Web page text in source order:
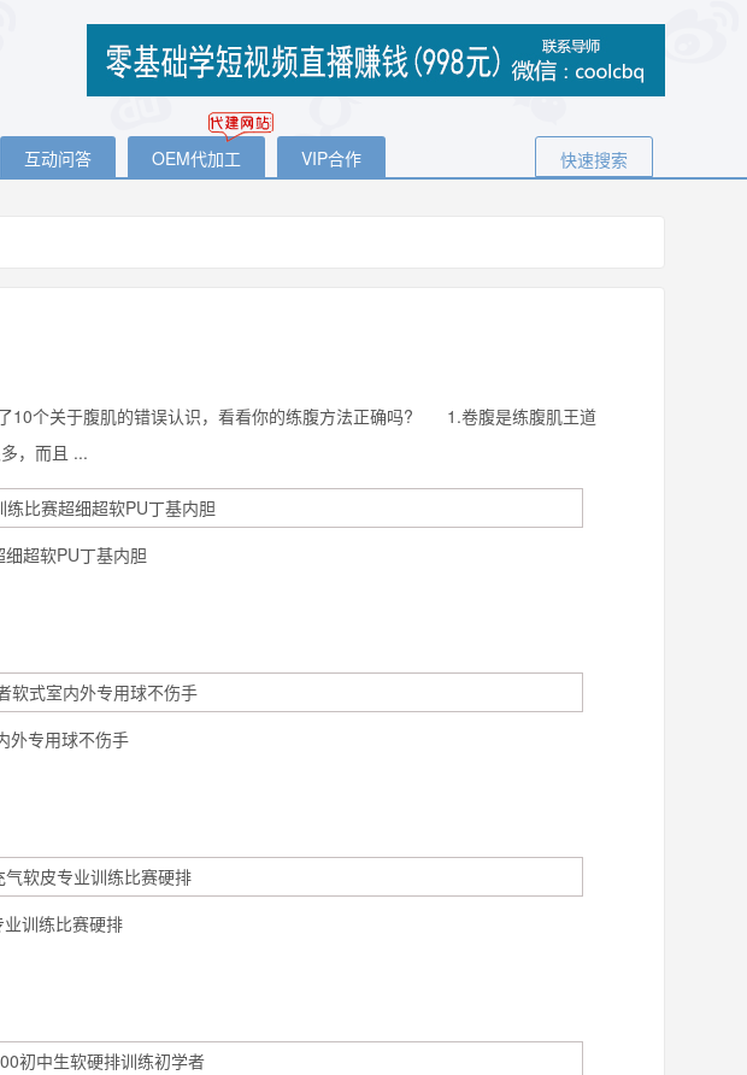
互动问答 OEM代加工 VIP合作 快速搜索
个关于腹肌的错误认识，看看你的练腹方法正确吗? 1.卷腹是练腹肌王道
，而且 ...
超软PU丁基内胆
外专用球不伤手
训练比赛硬排